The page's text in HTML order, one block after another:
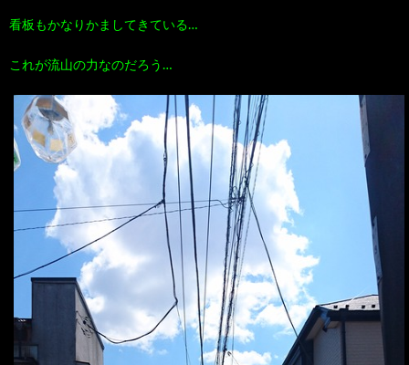
看板もかなりかましてきている…
これが流山の力なのだろう…